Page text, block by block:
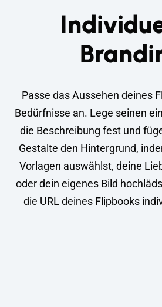
Passe das Aussehen deines
Bedürfnisse an. Lege seinen
die Beschreibung fest und
Gestalte den Hintergrund,
Vorlagen auswählst, deine
oder dein eigenes Bild
die URL deines Flipbooks